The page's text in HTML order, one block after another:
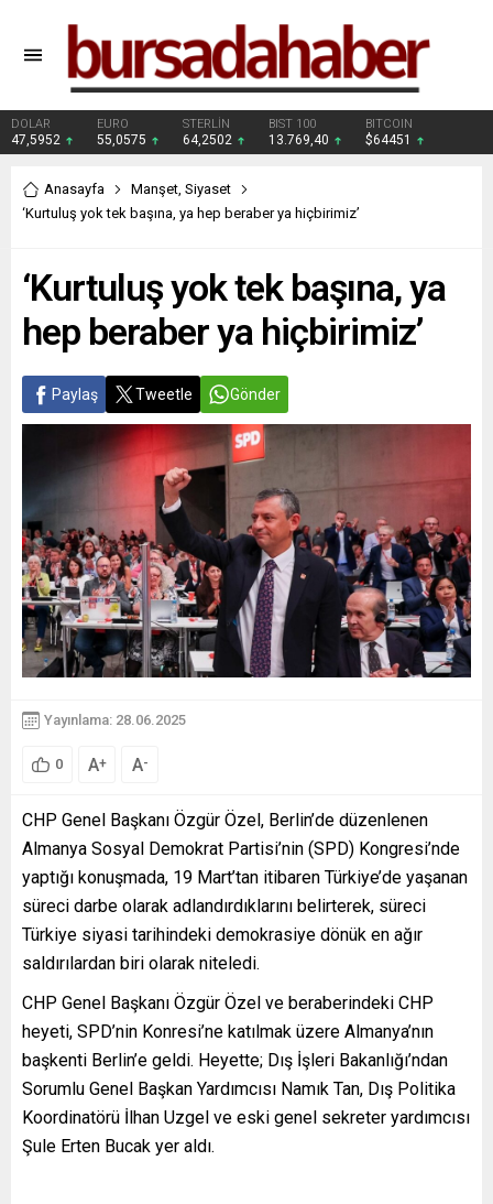
DOLAR
47,5952
EURO
55,0575
STERLİN
64,2502
BIST 100
13.769,40
BITCOIN
$64451
Anasayfa Manşet, Siyaset
‘Kurtuluş yok tek başına, ya hep beraber ya hiçbirimiz’
‘Kurtuluş yok tek başına, ya
hep beraber ya hiçbirimiz’
Paylaş Tweetle Gönder
Yayınlama: 28.06.2025
0 A+ A-
CHP Genel Başkanı Özgür Özel, Berlin’de düzenlenen
Almanya Sosyal Demokrat Partisi’nin (SPD) Kongresi’nde
yaptığı konuşmada, 19 Mart’tan itibaren Türkiye’de yaşanan
süreci darbe olarak adlandırdıklarını belirterek, süreci
Türkiye siyasi tarihindeki demokrasiye dönük en ağır
saldırılardan biri olarak niteledi.
CHP Genel Başkanı Özgür Özel ve beraberindeki CHP
heyeti, SPD’nin Konresi’ne katılmak üzere Almanya’nın
başkenti Berlin’e geldi. Heyette; Dış İşleri Bakanlığı’ndan
Sorumlu Genel Başkan Yardımcısı Namık Tan, Dış Politika
Koordinatörü İlhan Uzgel ve eski genel sekreter yardımcısı
Şule Erten Bucak yer aldı.